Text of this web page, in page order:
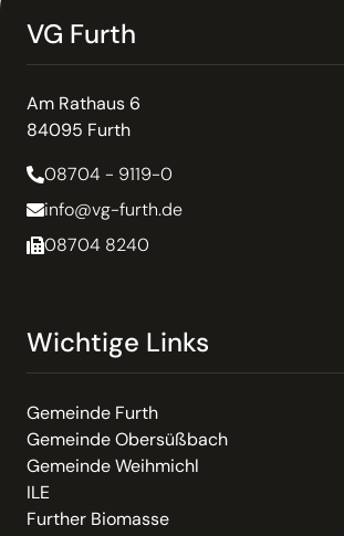
VG Furth
Am Rathaus 6
84095 Furth
08704 - 9119-0
info@vg-furth.de
08704 8240
Wichtige Links
Gemeinde Furth
Gemeinde Obersüßbach
Gemeinde Weihmichl
ILE
Further Biomasse